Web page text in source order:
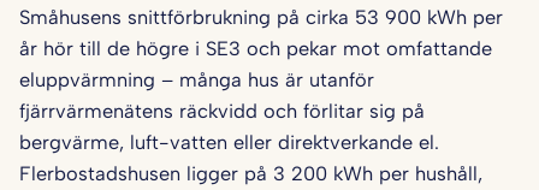
Småhusens snittförbrukning på cirka 53 900 kWh per
år hör till de högre i SE3 och pekar mot omfattande
eluppvärmning – många hus är utanför
fjärrvärmenätens räckvidd och förlitar sig på
bergvärme, luft-vatten eller direktverkande el.
Flerbostadshusen ligger på 3 200 kWh per hushåll,